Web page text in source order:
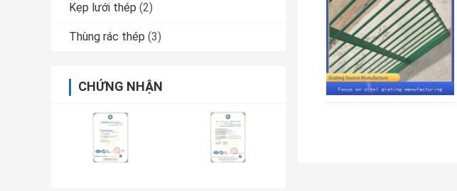
Kẹp lưới thép (2)
Thùng rác thép (3)
CHỨNG NHẬN